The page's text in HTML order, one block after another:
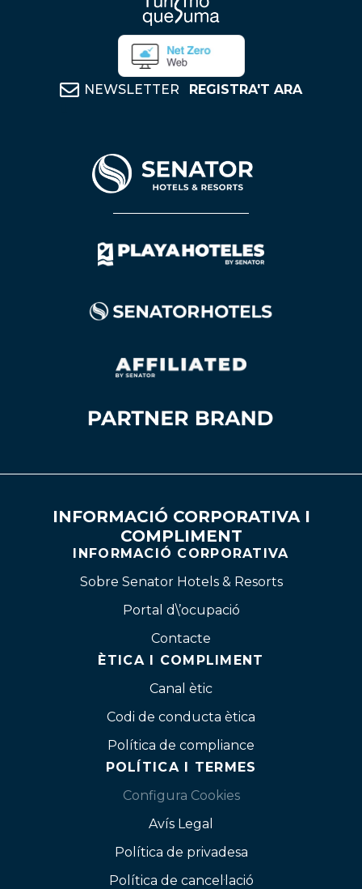
NEWSLETTER REGISTRA'T ARA
INFORMACIÓ CORPORATIVA I
COMPLIMENT
INFORMACIÓ CORPORATIVA
Sobre Senator Hotels & Resorts
Portal d\’ocupació
Contacte
ÈTICA I COMPLIMENT
Canal ètic
Codi de conducta ètica
Política de compliance
POLÍTICA I TERMES
Configura Cookies
Avís Legal
Política de privadesa
Política de cancel·lació